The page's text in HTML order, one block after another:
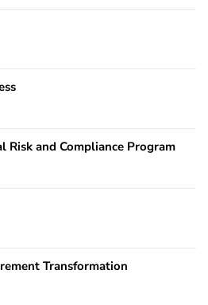
Risk and Compliance Program
Transformation